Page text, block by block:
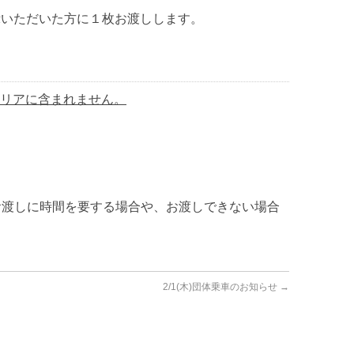
ただいた方に１枚お渡しします。
アに含まれません。
しに時間を要する場合や、お渡しできない場合
2/1(木)団体乗車のお知らせ →